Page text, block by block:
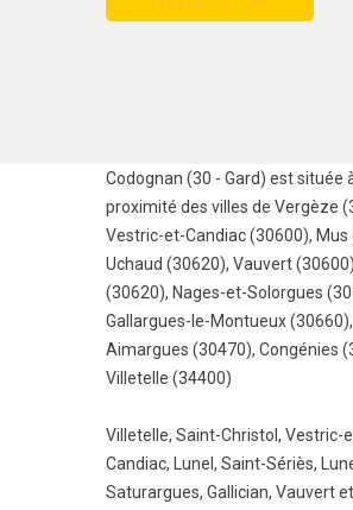
Codognan (30 - Gard) est située
proximité des villes de Vergèze
Vestric-et-Candiac (30600), Mus
Uchaud (30620), Vauvert (30600)
(30620), Nages-et-Solorgues
Gallargues-le-Montueux (30660),
Aimargues (30470), Congénies
Villetelle (34400)
Villetelle, Saint-Christol , Vestric-
Candiac, Lunel , Saint-Sériès,
Saturargues, Gallician, Vauvertet